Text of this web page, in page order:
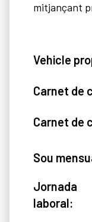
mitjançant
Vehicle
Carnet de
Carnet de
Sou
Jornada
laboral: